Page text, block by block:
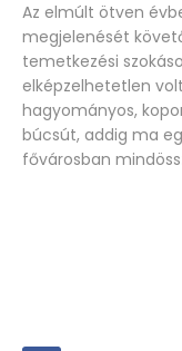
Az elmúlt ötven
megjelenését
temetkezési
elképzelhetetlen
hagyományos,
búcsút, addig ma
fővárosban